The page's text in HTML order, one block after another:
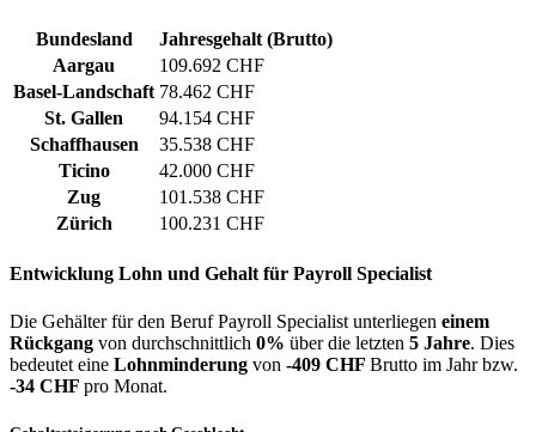
Bundesland
Jahresgehalt (Brutto)
Aargau
109.692 CHF
Basel-Landschaft 78.462 CHF
St. Gallen
94.154 CHF
Schaffhausen
35.538 CHF
Ticino
42.000 CHF
Zug
101.538 CHF
Zürich
100.231 CHF
Entwicklung Lohn und Gehalt für Payroll Specialist
Die Gehälter für den Beruf Payroll Specialist unterliegen einem
Rückgang von durchschnittlich 0% über die letzten 5 Jahre. Dies
bedeutet eine Lohnminderung von -409 CHF Brutto im Jahr bzw.
-34 CHF pro Monat.